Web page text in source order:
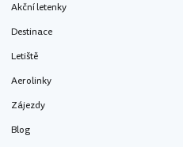
Akční letenky
Destinace
Letiště
Aerolinky
Zájezdy
Blog